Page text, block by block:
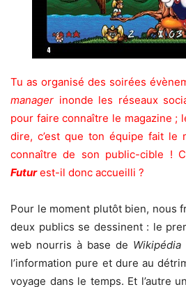
Tu as organisé des soirées
manager inonde les réseaux
pour faire connaître le magazine ;
dire, c’est que ton équipe fait le
connaître de son public-cible !
Futurest-il donc accueilli ?
Pour le moment plutôt bien, nous
deux publics se dessinent : le
web nourris à base de Wikipédia
l’information pure et dure au
voyage dans le temps. Et l’autre